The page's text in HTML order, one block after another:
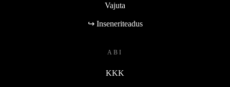
Vajuta
↪ Inseneriteadus
ABI
KKK